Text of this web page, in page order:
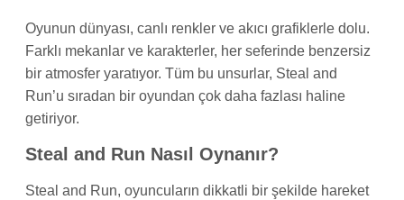
Oyunun dünyası, canlı renkler ve akıcı grafiklerle dolu.
Farklı mekanlar ve karakterler, her seferinde benzersiz
bir atmosfer yaratıyor. Tüm bu unsurlar, Steal and
Run’u sıradan bir oyundan çok daha fazlası haline
getiriyor.
Steal and Run Nasıl Oynanır?
Steal and Run, oyuncuların dikkatli bir şekilde hareket